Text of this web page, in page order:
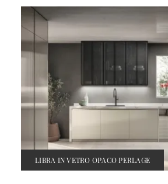
LIBRA IN VETRO OPACO PERLAGE